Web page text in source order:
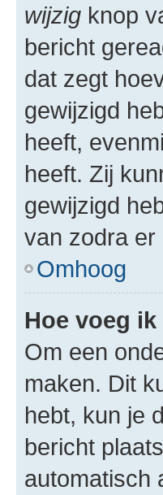
wijzig knop
bericht
dat zegt
gewijzigd
heeft,
heeft. Zij
gewijzigd
van zodra er
Omhoog
Hoe voeg
Om een
maken. Dit
hebt, kun je
bericht
automatisch